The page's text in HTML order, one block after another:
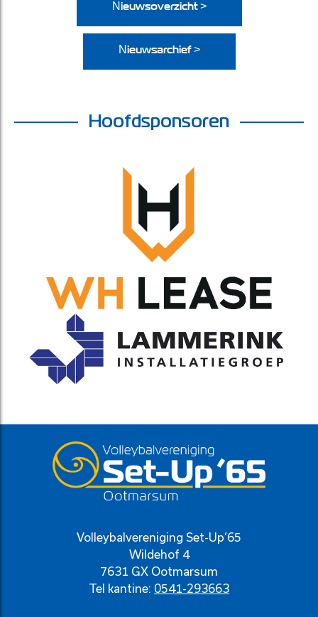
Nieuwsoverzicht >
Nieuwsarchief >
Hoofdsponsoren
Volleybalvereniging Set-Up’65
Wildehof 4
7631 GX Ootmarsum
Tel kantine: 0541-293663